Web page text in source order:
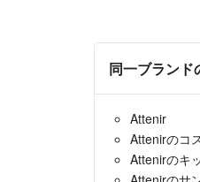
同一ブランド
Attenir
Attenirのコ
Attenirのキ